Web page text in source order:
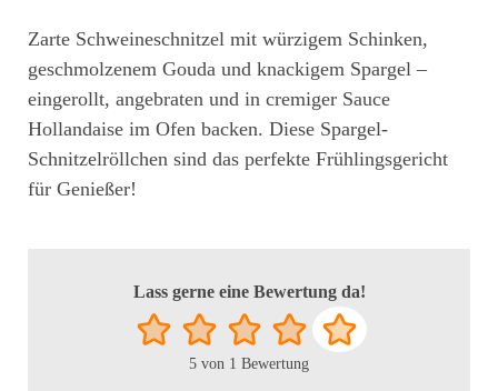
Zarte Schweineschnitzel mit würzigem Schinken,
geschmolzenem Gouda und knackigem Spargel –
eingerollt, angebraten und in cremiger Sauce
Hollandaise im Ofen backen. Diese Spargel-
Schnitzelröllchen sind das perfekte Frühlingsgericht
für Genießer!
Lass gerne eine Bewertung da!
5 von 1 Bewertung